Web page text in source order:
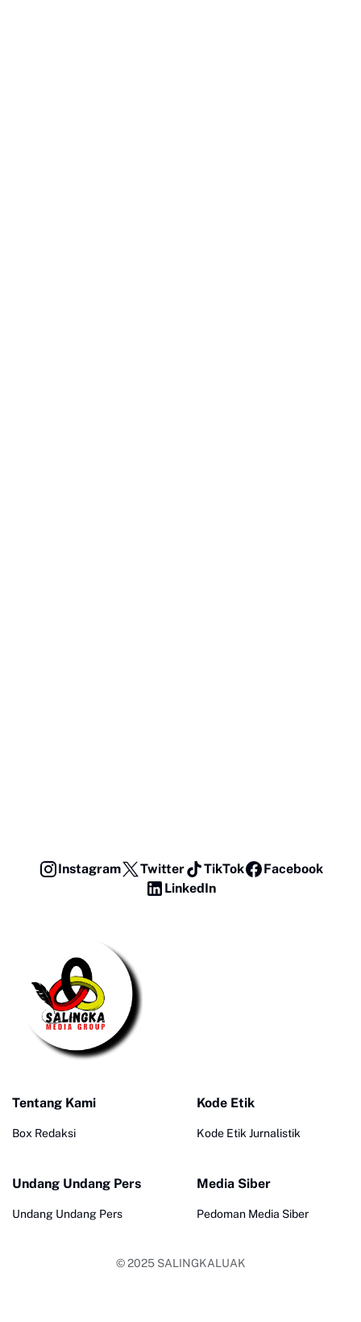
Instagram Twitter TikTok
Facebook
LinkedIn
Tentang Kami
Box Redaksi
Kode Etik
Kode Etik Jurnalistik
Undang Undang Pers
Undang Undang Pers
Media Siber
Pedoman Media Siber
© 2025 SALINGKALUAK